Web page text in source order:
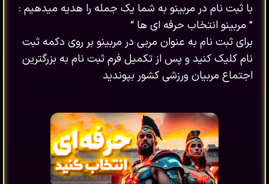
با ثبت نام در مربینو به شما یک جمله را هدیه میدهیم :
” مربینو انتخاب حرفه ای ها “
برای ثبت نام به عنوان مربی در مربینو بر روی دکمه ثبت
نام کلیک کنید و پس از تکمیل فرم ثبت نام به بزرگترین
اجتماع مربیان ورزشی کشور بپوندید